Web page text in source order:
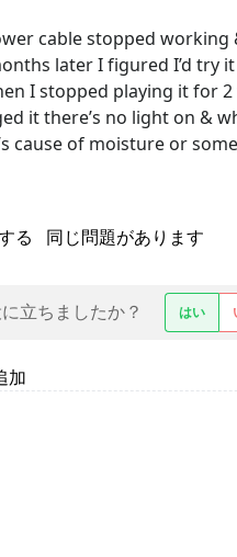
cable stopped
later I figured I’d try
I stopped playing it for
it there’s no light on &
cause of moisture or
る 同じ問題があります
立ちましたか？ はい
加